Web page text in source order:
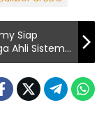
Siap
Ahli Sistem